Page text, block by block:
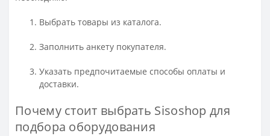
Выбрать товары из каталога.
Заполнить анкету покупателя.
Указать предпочитаемые способы оплаты и
доставки.
Почему стоит выбрать Sisoshop для
подбора оборудования